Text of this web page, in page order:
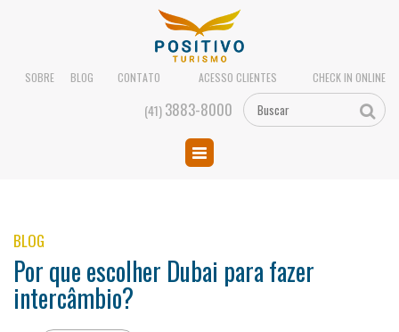
SOBRE BLOG CONTATO ACESSO CLIENTES CHECK IN ONLINE
(41)3883-8000
BLOG
Por que escolher Dubai para fazer
intercâmbio?